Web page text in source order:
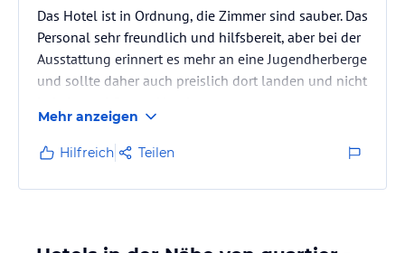
Das Hotel ist in Ordnung, die Zimmer sind sauber. Das
Personal sehr freundlich und hilfsbereit, aber bei der
Ausstattung erinnert es mehr an eine Jugendherberge
und sollte daher auch preislich dort landen und nicht
Mehr anzeigen
Hilfreich Teilen